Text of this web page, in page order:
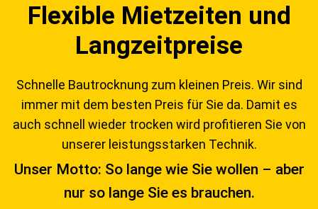
Flexible Mietzeiten und
Langzeitpreise
Schnelle Bautrocknung zum kleinen Preis. Wir sind
immer mit dem besten Preis für Sie da. Damit es
auch schnell wieder trocken wird profitieren Sie von
unserer leistungsstarken Technik.
Unser Motto: So lange wie Sie wollen – aber
nur so lange Sie es brauchen.